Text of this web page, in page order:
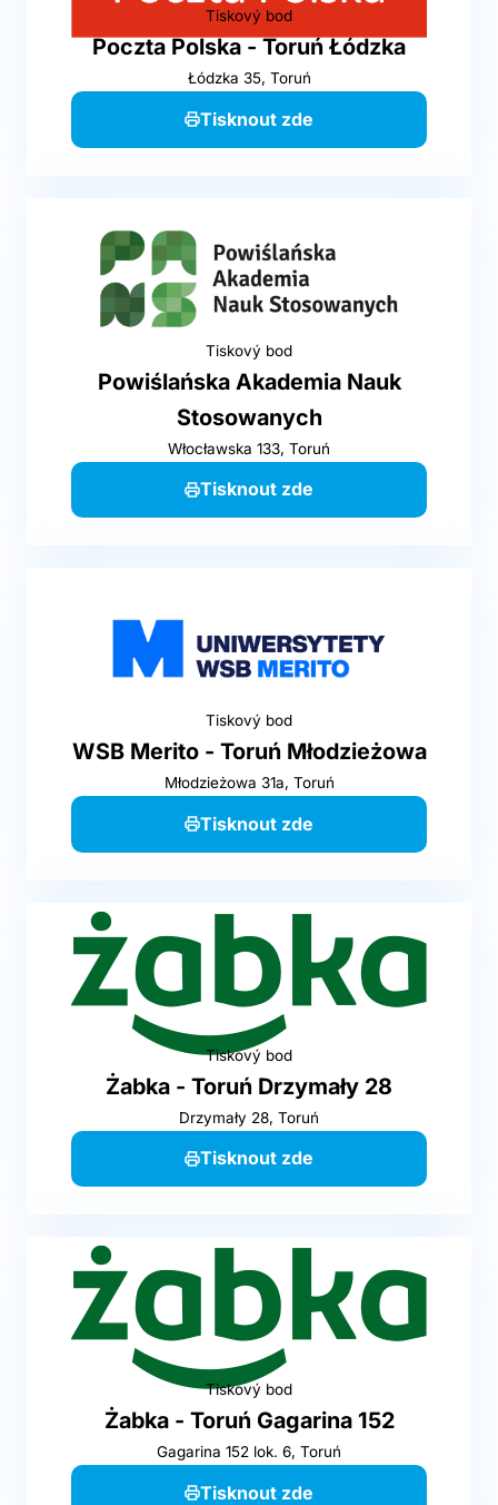
Tiskový bod
Poczta Polska - Toruń Łódzka
Łódzka 35, Toruń
Tisknout zde
Tiskový bod
Powiślańska Akademia Nauk
Stosowanych
Włocławska 133, Toruń
Tisknout zde
Tiskový bod
WSB Merito - Toruń Młodzieżowa
Młodzieżowa 31a, Toruń
Tisknout zde
Tiskový bod
Żabka - Toruń Drzymały 28
Drzymały 28, Toruń
Tisknout zde
Tiskový bod
Żabka - Toruń Gagarina 152
Gagarina 152 lok. 6, Toruń
Tisknout zde